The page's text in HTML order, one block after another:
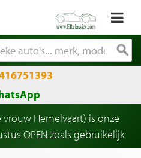
Hemelvaart) is onze
OPEN zoals gebruikelijk